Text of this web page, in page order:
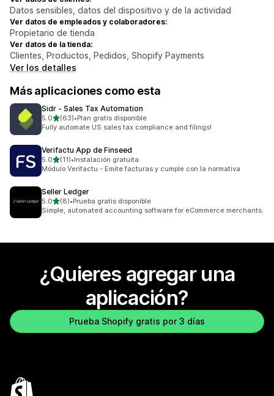
Datos sensibles, datos del dispositivo y de la actividad
Ver datos de empleados y colaboradores:
Propietario de tienda
Ver datos de la tienda:
Clientes, Productos, Pedidos, Shopify Payments
Ver los detalles
Más aplicaciones como esta
Sidr ‑ Sales Tax Automation
5.0de 5 estrellas
(63)
63 reseñas en total
•Plan gratis disponible
Fully automate US sales tax compliance and filings!
Verifactu App de Finseed
5.0de 5 estrellas
(11)
11 reseñas en total
•Instalación gratuita
Módulo Verifactu - Emite facturas y cumple con la normativa
Seller Ledger
5.0de 5 estrellas
(8)
8 reseñas en total
•Prueba gratis disponible
Simple, automated accounting software for eCommerce merchants.
¿Quieres agregar una
aplicación?
Prueba Shopify gratis por 3 días